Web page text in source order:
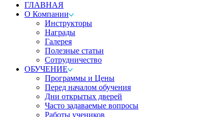
ГЛАВНАЯ
О Компании
Инструкторы
Награды
Галерея
Полезные статьи
Сотрудничество
ОБУЧЕНИЕ
Программы и Цены
Перед началом обучения
Дни открытых дверей
Часто задаваемые вопросы
Работы учеников